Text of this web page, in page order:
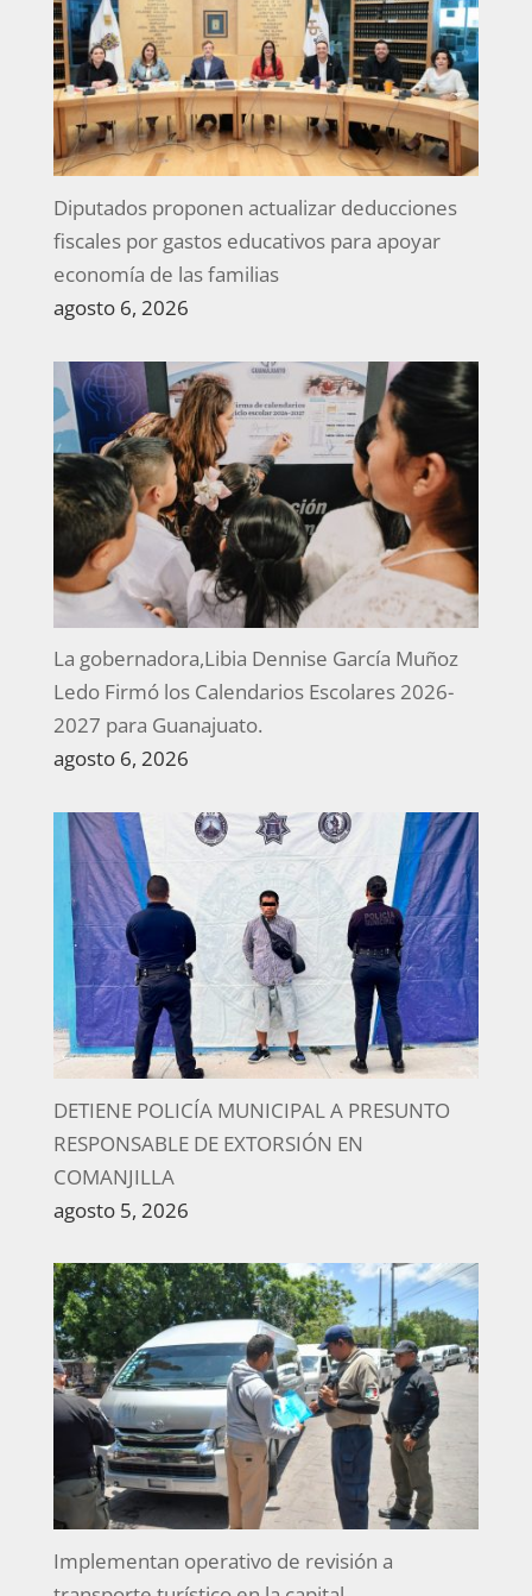
Diputados proponen actualizar deducciones
fiscales por gastos educativos para apoyar
economía de las familias
agosto 6, 2026
La gobernadora,Libia Dennise García Muñoz
Ledo Firmó los Calendarios Escolares 2026-
2027 para Guanajuato.
agosto 6, 2026
DETIENE POLICÍA MUNICIPAL A PRESUNTO
RESPONSABLE DE EXTORSIÓN EN
COMANJILLA
agosto 5, 2026
Implementan operativo de revisión a